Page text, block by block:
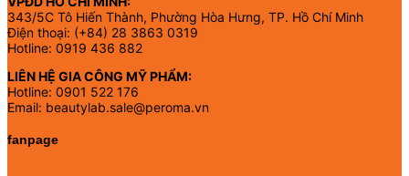
343/5C Tô Hiến Thành, Phường Hòa Hưng, TP. Hồ Chí Minh
Điện thoại: (+84) 28 3863 0319
Hotline: 0919 436 882
LIÊN HỆ GIA CÔNG MỸ PHẨM:
Hotline: 0901 522 176
Email: beautylab.sale@peroma.vn
fanpage